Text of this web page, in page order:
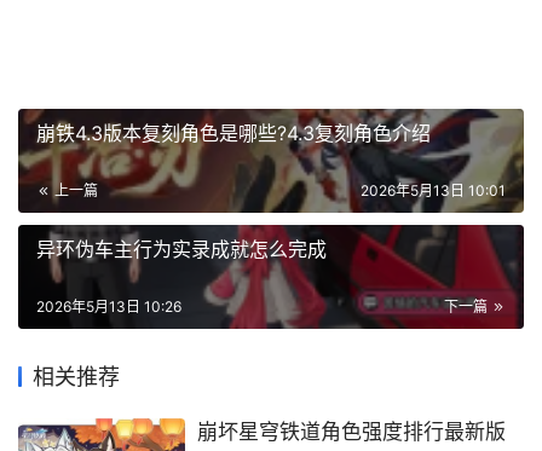
崩铁4.3版本复刻角色是哪些?4.3复刻角色介绍
上一篇 2026年5月13日 10:01
异环伪车主行为实录成就怎么完成
下一篇
2026年5月13日 10:26
相关推荐
崩坏星穹铁道角色强度排行最新版